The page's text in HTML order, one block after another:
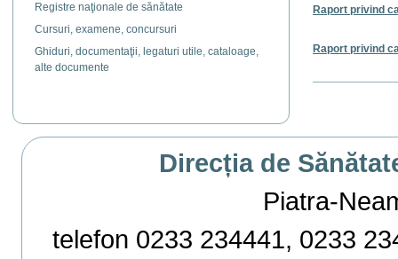
Registre naţionale de sănătate
Cursuri, examene, concursuri
Ghiduri, documentaţii, legaturi utile, cataloage,
alte documente
Raport privind
Raport privind
Direcția de
Piatra-
telefon 0233 234441, 0233